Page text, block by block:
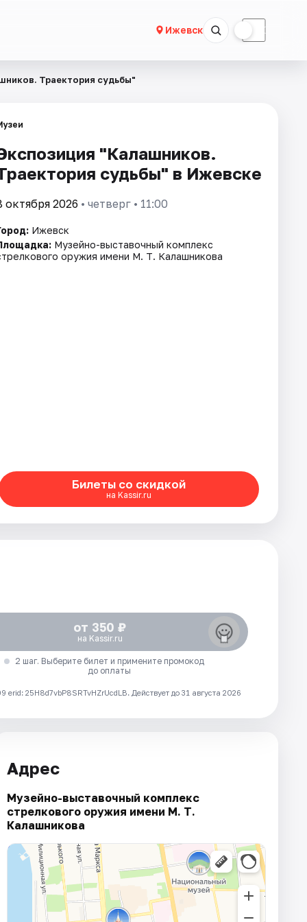
Ижевск ☾
Траектория судьбы"
"Калашников.
судьбы" в Ижевске
октября 2026 • четверг • 11:00
Ижевск
Музейно-выставочный комплекс
оружия имени М. Т. Калашникова
Билеты со скидкой
на Kassir.ru
от 350 ₽
на Kassir.ru
2 шаг. Выберите билет и примените промокод
до оплаты
25H8d7vbP8SRTvHZrUcdLB. Действует до 31 августа 2026
Адрес
Музейно-выставочный комплекс
стрелкового оружия имени М. Т.
Калашникова